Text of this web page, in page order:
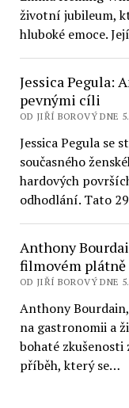
životní jubileum,
hluboké emoce.
Jessica Pegula:
pevnými cíli
OD JIŘÍ BOROVÝ DNE
Jessica Pegula se
současného
hardových
odhodlání. Tato
Anthony
filmovém plátně
OD JIŘÍ BOROVÝ DNE
Anthony
na gastronomii a
bohaté
příběh, který se…